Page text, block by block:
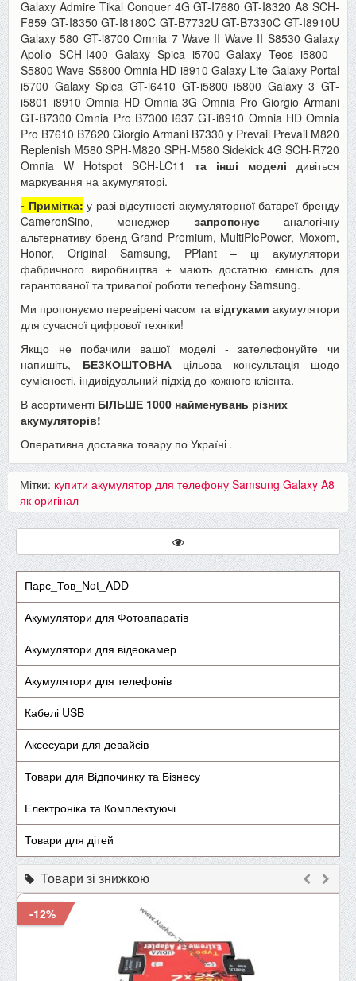
Galaxy Admire Tikal Conquer 4G GT-I7680 GT-I8320 A8 SCH-
F859 GT-I8350 GT-I8180C GT-B7732U GT-B7330C GT-I8910U
Galaxy 580 GT-i8700 Omnia 7 Wave II Wave II S8530 Galaxy
Apollo SCH-I400 Galaxy Spica i5700 Galaxy Teos i5800 -
S5800 Wave S5800 Omnia HD i8910 Galaxy Lite Galaxy Portal
i5700 Galaxy Spica GT-i6410 GT-i5800 i5800 Galaxy 3 GT-
i5801 i8910 Omnia HD Omnia 3G Omnia Pro Giorgio Armani
GT-B7300 Omnia Pro B7300 I637 GT-i8910 Omnia HD Omnia
Pro B7610 B7620 Giorgio Armani B7330 y Prevail Prevail M820
Replenish M580 SPH-M820 SPH-M580 Sidekick 4G SCH-R720
Omnia W Hotspot SCH-LC11 та інші моделі дивіться
маркування на акумуляторі.
- Примітка: у разі відсутності акумуляторної батареї бренду
CameronSino, менеджер запропонуєаналогічну
альтернативу бренд Grand Premium, MultiPlePower, Moxom,
Honor, Original Samsung, PPlant – ці акумулятори
фабричного виробництва + мають достатню ємність для
гарантованої та тривалої роботи телефону Samsung.
Ми пропонуємо перевірені часом та відгуками акумулятори
для сучасної цифрової техніки!
Якщо не побачили вашої моделі - зателефонуйте чи
напишіть, БЕЗКОШТОВНАцільова консультація щодо
сумісності, індивідуальний підхід до кожного клієнта.
В асортименті БІЛЬШЕ 1000 найменувань різних
акумуляторів!
Оперативна доставка товару по Україні .
Мітки: купити акумулятор для телефону Samsung Galaxy A8
як оригінал
Парс_Тов_Not_ADD
Акумулятори для Фотоапаратів
Акумулятори для відеокамер
Акумулятори для телефонів
Кабелі USB
Аксесуари для девайсів
Товари для Відпочинку та Бізнесу
Електроніка та Комплектуючі
Товари для дітей
Товари зі знижкою
-12%